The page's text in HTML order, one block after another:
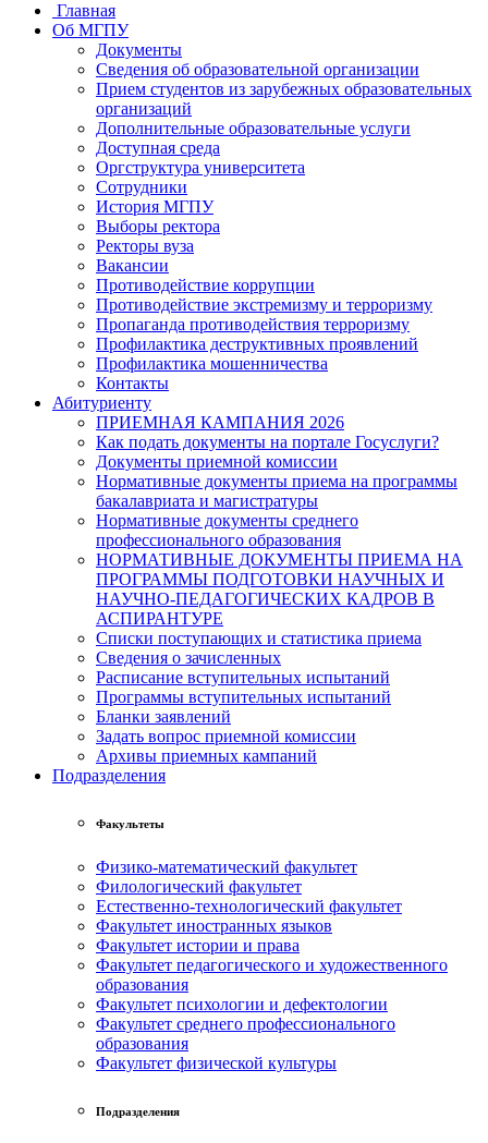
Главная
Об МГПУ
Документы
Сведения об образовательной организации
Прием студентов из зарубежных образовательных
организаций
Дополнительные образовательные услуги
Доступная среда
Оргструктура университета
Сотрудники
История МГПУ
Выборы ректора
Ректоры вуза
Вакансии
Противодействие коррупции
Противодействие экстремизму и терроризму
Пропаганда противодействия терроризму
Профилактика деструктивных проявлений
Профилактика мошенничества
Контакты
Абитуриенту
ПРИЕМНАЯ КАМПАНИЯ 2026
Как подать документы на портале Госуслуги?
Документы приемной комиссии
Нормативные документы приема на программы
бакалавриата и магистратуры
Нормативные документы среднего
профессионального образования
НОРМАТИВНЫЕ ДОКУМЕНТЫ ПРИЕМА НА
ПРОГРАММЫ ПОДГОТОВКИ НАУЧНЫХ И
НАУЧНО-ПЕДАГОГИЧЕСКИХ КАДРОВ В
АСПИРАНТУРЕ
Списки поступающих и статистика приема
Сведения о зачисленных
Расписание вступительных испытаний
Программы вступительных испытаний
Бланки заявлений
Задать вопрос приемной комиссии
Архивы приемных кампаний
Подразделения
Факультеты
Физико-математический факультет
Филологический факультет
Естественно-технологический факультет
Факультет иностранных языков
Факультет истории и права
Факультет педагогического и художественного
образования
Факультет психологии и дефектологии
Факультет среднего профессионального
образования
Факультет физической культуры
Подразделения